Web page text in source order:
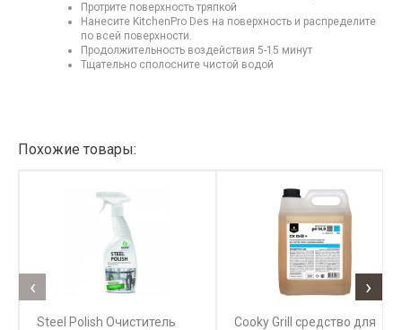
Протрите поверхность тряпкой
Нанесите KitchenPro Des на поверхность и распределите
по всей поверхности.
Продолжительность воздействия 5-15 минут
Тщательно сполосните чистой водой
Похожие товары:
Steel Polish Очиститель
Cooky Grill средство для
‹ ›